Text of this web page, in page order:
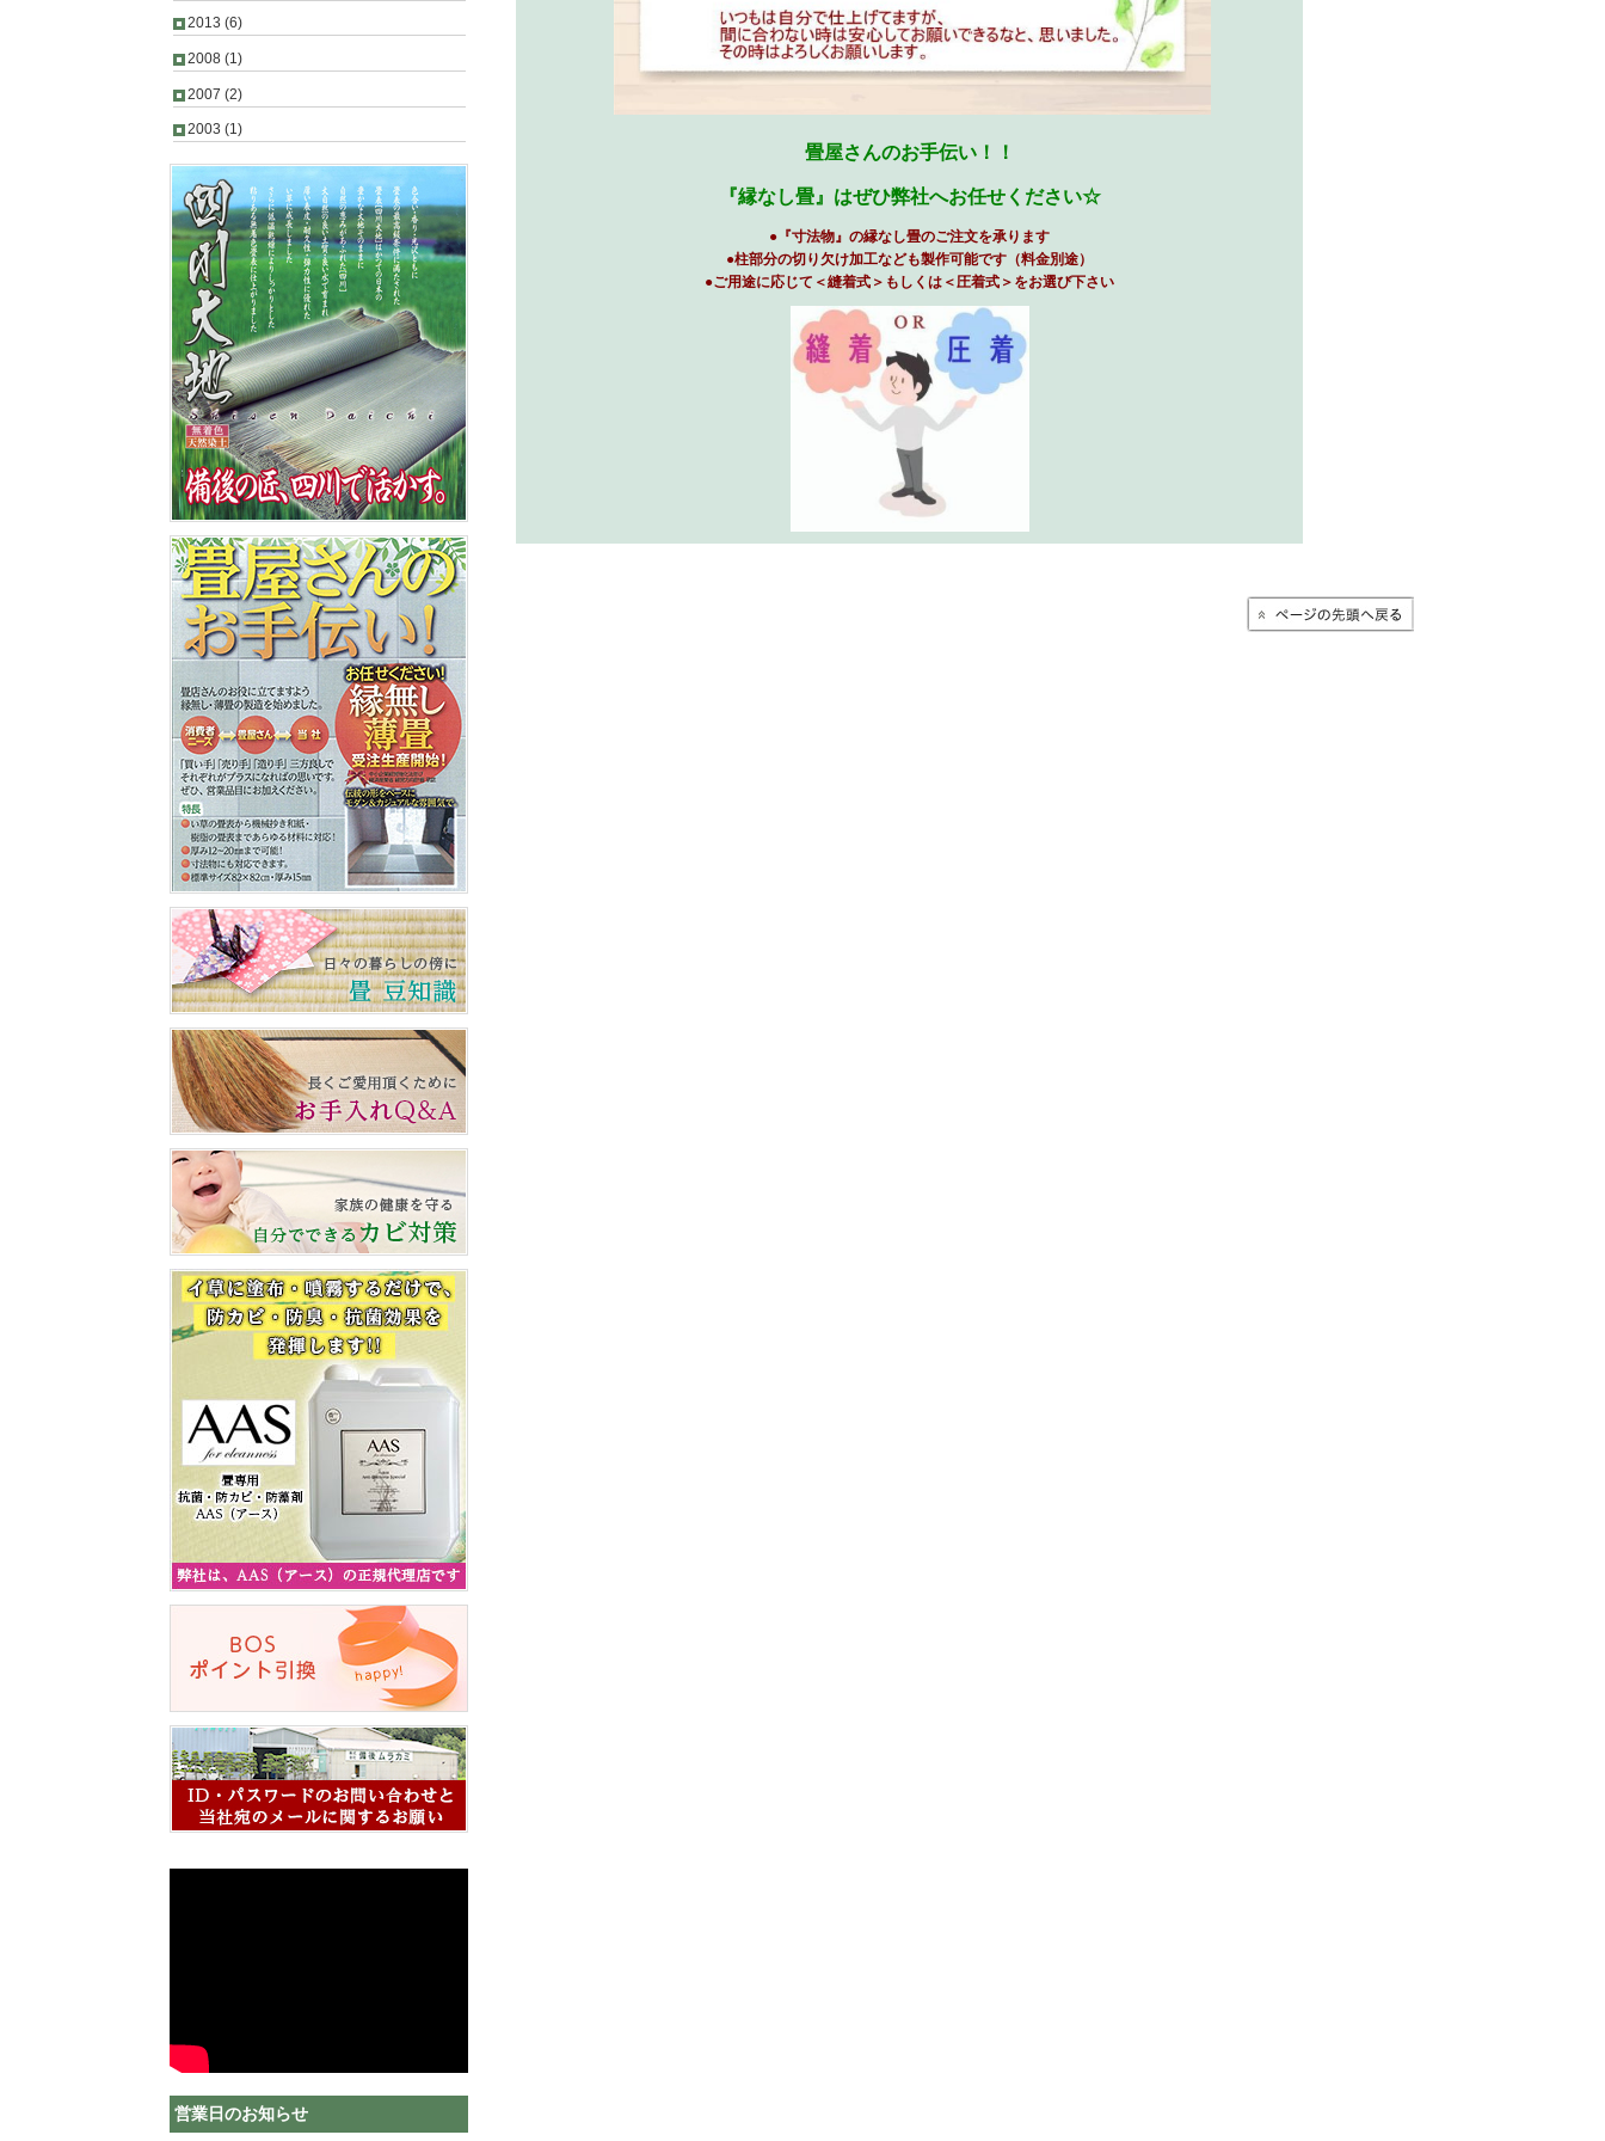
畳屋さんのお手伝い！！
『縁なし畳』はぜひ弊社へお任せください☆
●『寸法物』の縁なし畳のご注文を承ります
●柱部分の切り欠け加工なども製作可能です（料金別途）
●ご用途に応じて＜縫着式＞もしくは＜圧着式＞をお選び下さい
2013 (6)
2008(1)
2007 (2)
2003 (1)
営業日のお知らせ